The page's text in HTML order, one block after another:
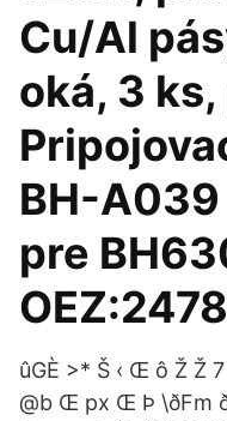
Cu/Al
oká, 3
BH-
pre
ûGÈ >* Š ‹ Œ ô Ž Ž
@b Œ px Œ Þ \ðFm